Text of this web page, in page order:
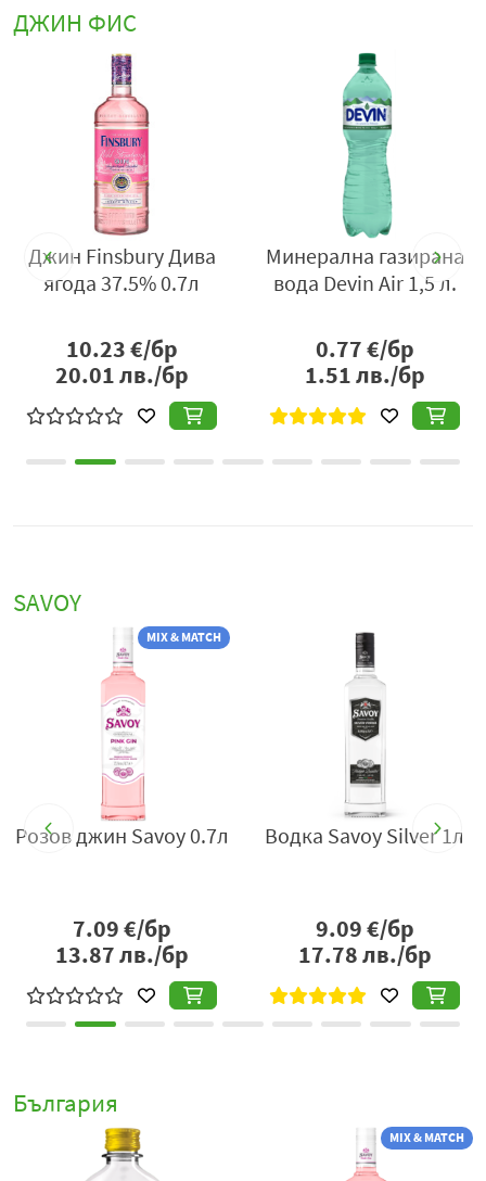
Производител:
София 1407, бул. Джеймс Баучер 83-85, тел: (02) 962 20
export@sisindustries.bg
www.sisindustries.bg
ДЖИН ФИС
Джин Finsbury Дива
ягода 37.5% 0.7л
10.23€/бр
20.01лв./бр
Минерална газирана
вода Devin Air 1,5 л.
0.77€/бр
1.51лв./бр
SAVOY
MIX & MATCH
Розов джин Savoy 0.7л
7.09€/бр
13.87лв./бр
Водка Savoy Silver 1л
9.09€/бр
17.78лв./бр
България
MIX & MATCH